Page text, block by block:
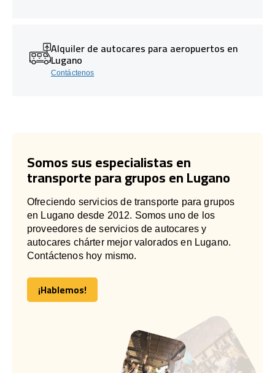
Alquiler de autocares para aeropuertos en
Lugano
Contáctenos
Somos sus especialistas en
transporte para grupos en Lugano
Ofreciendo servicios de transporte para grupos
en Lugano desde 2012. Somos uno de los
proveedores de servicios de autocares y
autocares chárter mejor valorados en Lugano.
Contáctenos hoy mismo.
¡Hablemos!
¡Hablemos!